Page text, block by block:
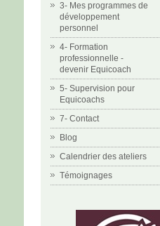
3- Mes programmes de
développement
personnel
4- Formation
professionnelle -
devenir Equicoach
5- Supervision pour
Equicoachs
7- Contact
Blog
Calendrier des ateliers
Témoignages